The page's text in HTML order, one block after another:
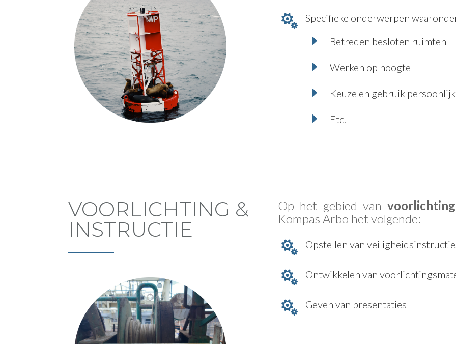
 Specifieke onderwerpen
E Betreden besloten ruimten
E Werken op hoogte
E Keuze en gebruik
E Etc.
VOORLICHTING &
INSTRUCTIE
Op het gebied van
Kompas Arbo het volgende:
 Opstellen van
 Ontwikkelen van
 Geven van presentaties